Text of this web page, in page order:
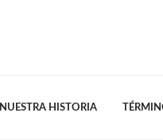
NUESTRA HISTORIA